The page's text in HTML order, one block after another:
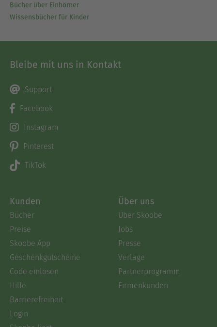
Bücher über Einhörner
Wissensbücher für Kinder
Bleibe mit uns in Kontakt
Support
Facebook
Instagram
Pinterest
TikTok
Kunden
Bücher
Preise
Skoobe App
Geschenkgutscheine
Code einlösen
Hilfe
Barrierefreiheit
Login
Über uns
Über Skoobe
Jobs
Presse
Verlage
Partnerprogramm
Firmenkunden